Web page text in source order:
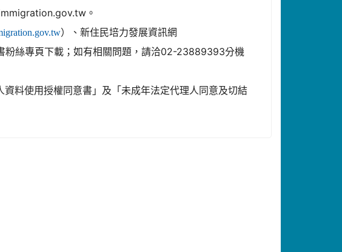
。
）、新住民培力發展資訊網
粉絲專頁下載；如有相關問題，請洽02-23889393分機
料使用授權同意書」及「未成年法定代理人同意及切結